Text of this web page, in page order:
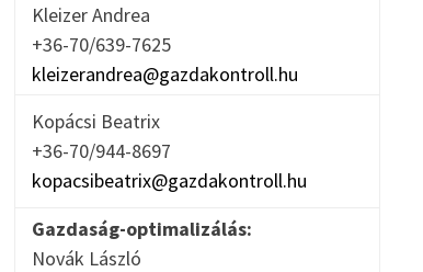
Kleizer Andrea
+36-70/639-7625
kleizerandrea@gazdakontroll.hu
Kopácsi Beatrix
+36-70/944-8697
kopacsibeatrix@gazdakontroll.hu
Gazdaság-optimalizálás:
Novák László